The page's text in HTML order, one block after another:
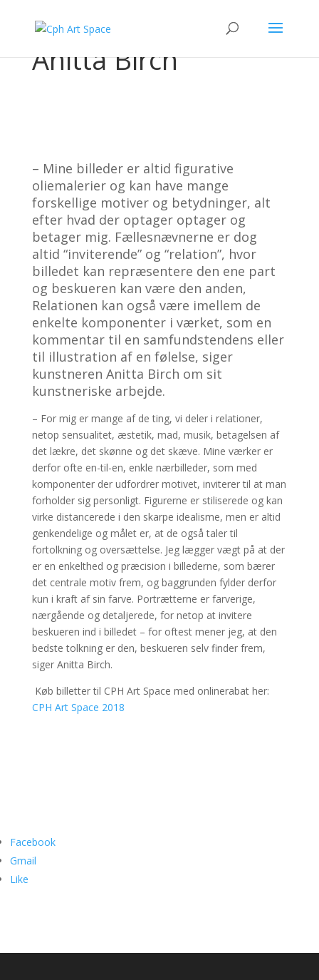
Anitta Birch
– Mine billeder er altid figurative
oliemalerier og kan have mange
forskellige motiver og betydninger, alt
efter hvad der optager optager og
betager mig. Fællesnævnerne er dog
altid “inviterende” og “relation”, hvor
billedet kan repræsentere den ene part
og beskueren kan være den anden,
Relationen kan også være imellem de
enkelte komponenter i værket, som en
kommentar til en samfundstendens eller
til illustration af en følelse, siger
kunstneren Anitta Birch om sit
kunstneriske arbejde.
– For mig er mange af de ting, vi deler i relationer,
netop sensualitet, æstetik, mad, musik, betagelsen af
det lækre, det skønne og det skæve. Mine værker er
derfor ofte en-til-en, enkle nærbilleder, som med
komponenter der udfordrer motivet, inviterer til at man
forholder sig personligt. Figurerne er stiliserede og kan
virke distancerede i den skarpe idealisme, men er altid
genkendelige og målet er, at de også taler til
fortolkning og oversættelse. Jeg lægger vægt på at der
er en enkelthed og præcision i billederne, som bærer
det centrale motiv frem, og baggrunden fylder derfor
kun i kraft af sin farve. Portrætterne er farverige,
nærgående og detaljerede, for netop at invitere
beskueren ind i billedet – for oftest mener jeg, at den
bedste tolkning er den, beskueren selv finder frem,
siger Anitta Birch.
Køb billetter til CPH Art Space med onlinerabat her:
CPH Art Space 2018
Facebook
Gmail
Like